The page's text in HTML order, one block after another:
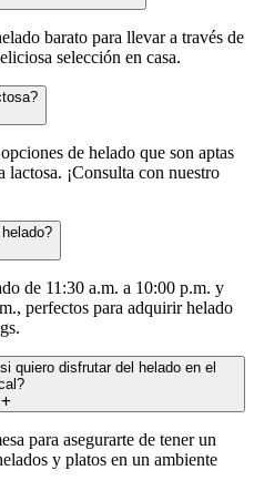
barato para llevar a través de
selección en casa.
de helado que son aptas
lactosa. ¡Consulta con nuestro
de 11:30 a.m. a 10:00 p.m. y
perfectos para adquirir helado
quiero disfrutar del helado en el
para asegurarte de tener un
y platos en un ambiente